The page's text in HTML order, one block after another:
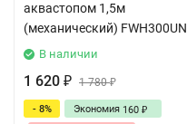
аквастопом 1,5м
(механический) FWH300UN
В наличии
1 620 ₽ 1 780₽
- 8% Экономия 160 ₽